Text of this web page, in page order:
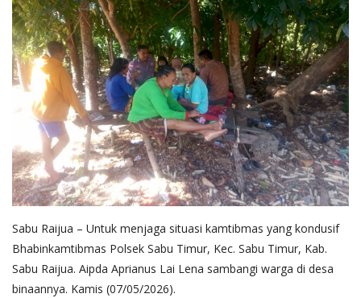
Sabu Raijua – Untuk menjaga situasi kamtibmas yang kondusif
Bhabinkamtibmas Polsek Sabu Timur, Kec. Sabu Timur, Kab.
Sabu Raijua. Aipda Aprianus Lai Lena sambangi warga di desa
binaannya. Kamis (07/05/2026).